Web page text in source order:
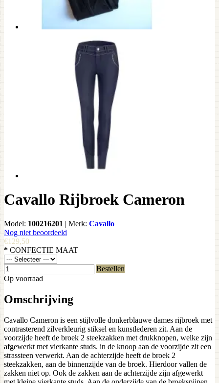
Cavallo Rijbroek Cameron
Model: 100216201 | Merk: Cavallo
Nog niet beoordeeld
€129,50
* CONFECTIE MAAT
Bestellen
Op voorraad
Omschrijving
Cavallo Cameron is een stijlvolle donkerblauwe dames rijbroek met
contrasterend zilverkleurig stiksel en kunstlederen zit. Aan de
voorzijde heeft de broek 2 steekzakken met drukknopen, welke zijn
afgewerkt met vierkante studs. in de knoop aan de voorzijde zit een
strassteen verwerkt. Aan de achterzijde heeft de broek 2
steekzakken, aan de binnenzijde van de broek. Hierdoor vallen de
zakken niet op. Ook de zakken aan de achterzijde zijn afgewerkt